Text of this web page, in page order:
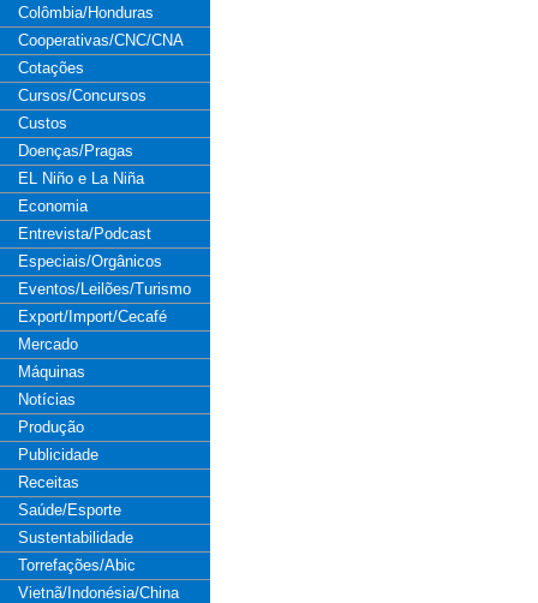
Colômbia/Honduras
Cooperativas/CNC/CNA
Cotações
Cursos/Concursos
Custos
Doenças/Pragas
EL Niño e La Niña
Economia
Entrevista/Podcast
Especiais/Orgânicos
Eventos/Leilões/Turismo
Export/Import/Cecafé
Mercado
Máquinas
Notícias
Produção
Publicidade
Receitas
Saúde/Esporte
Sustentabilidade
Torrefações/Abic
Vietnã/Indonésia/China